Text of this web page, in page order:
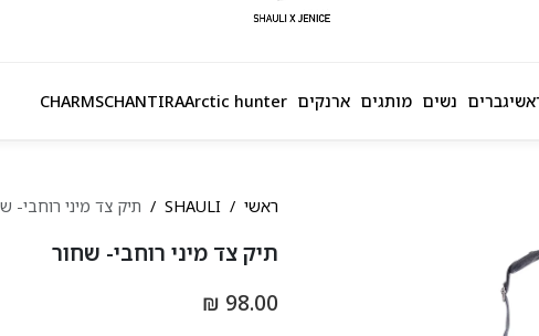
גברים נשים מותגים ארנקים Arctic hunter
CHANTIRA
CHARMS
ראשי SHAULI תיק צד מיני רוחבי-
תיק צד מיני רוחבי- שחור
98.00 ₪